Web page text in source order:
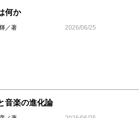
何か
／著 2026/06/25
音楽の進化論